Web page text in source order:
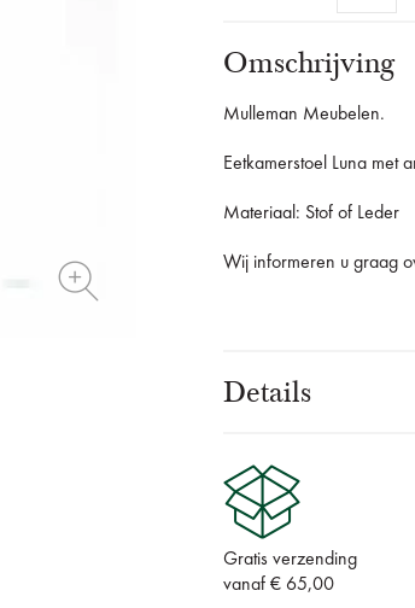
Omschrijving
Mulleman Meubelen.
Eetkamerstoel Luna met
Materiaal: Stof of Leder
Wij informeren u graag
Details
Gratis verzending
vanaf € 65,00